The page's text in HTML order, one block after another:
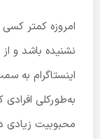
امروزه کمتر کسی
نشنیده باشد و
اینستاگرام به
به‌طورکلی
محبوبیت زیادی